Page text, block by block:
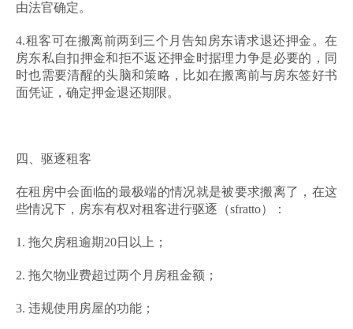
由法官确定。
4.租客可在搬离前两到三个月告知房东请求退还押金。在
房东私自扣押金和拒不返还押金时据理力争是必要的，同
时也需要清醒的头脑和策略，比如在搬离前与房东签好书
面凭证，确定押金退还期限。
四、驱逐租客
在租房中会面临的最极端的情况就是被要求搬离了，在这
些情况下，房东有权对租客进行驱逐（sfratto）：
1. 拖欠房租逾期20日以上；
2. 拖欠物业费超过两个月房租金额；
3. 违规使用房屋的功能；